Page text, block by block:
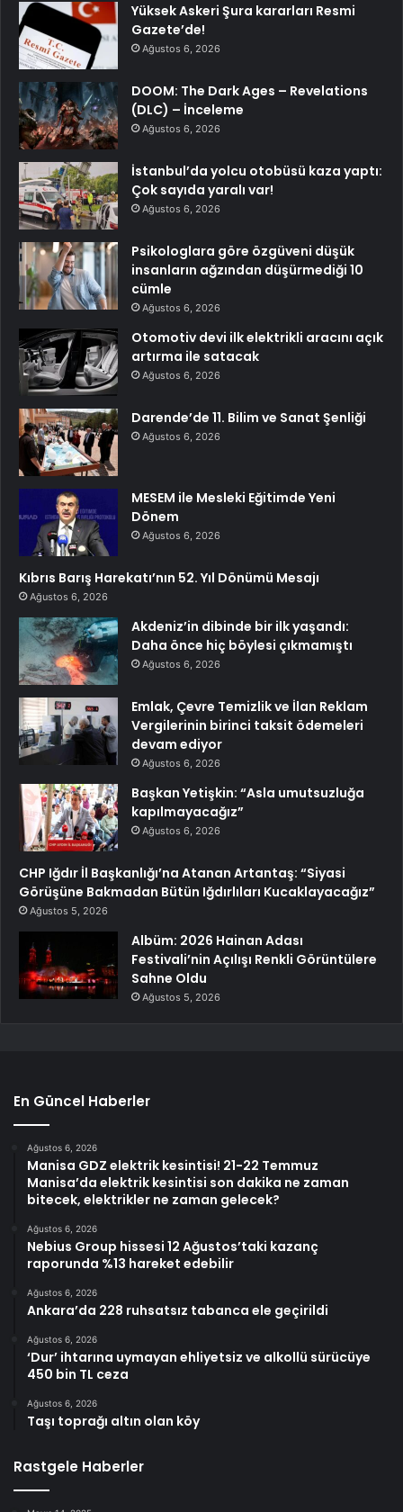
Yüksek Askeri Şura kararları Resmi
Gazete’de!
Ağustos 6, 2026
DOOM: The Dark Ages – Revelations
(DLC) – İnceleme
Ağustos 6, 2026
İstanbul’da yolcu otobüsü kaza yaptı:
Çok sayıda yaralı var!
Ağustos 6, 2026
Psikologlara göre özgüveni düşük
insanların ağzından düşürmediği 10
cümle
Ağustos 6, 2026
Otomotiv devi ilk elektrikli aracını açık
artırma ile satacak
Ağustos 6, 2026
Darende’de 11. Bilim ve Sanat Şenliği
Ağustos 6, 2026
MESEM ile Mesleki Eğitimde Yeni
Dönem
Ağustos 6, 2026
Kıbrıs Barış Harekatı’nın 52. Yıl Dönümü Mesajı
Ağustos 6, 2026
Akdeniz’in dibinde bir ilk yaşandı:
Daha önce hiç böylesi çıkmamıştı
Ağustos 6, 2026
Emlak, Çevre Temizlik ve İlan Reklam
Vergilerinin birinci taksit ödemeleri
devam ediyor
Ağustos 6, 2026
Başkan Yetişkin: “Asla umutsuzluğa
kapılmayacağız”
Ağustos 6, 2026
CHP Iğdır İl Başkanlığı’na Atanan Artantaş: “Siyasi
Görüşüne Bakmadan Bütün Iğdırlıları Kucaklayacağız”
Ağustos 5, 2026
Albüm: 2026 Hainan Adası
Festivali’nin Açılışı Renkli Görüntülere
Sahne Oldu
Ağustos 5, 2026
En Güncel Haberler
Ağustos 6, 2026
Manisa GDZ elektrik kesintisi! 21-22 Temmuz
Manisa’da elektrik kesintisi son dakika ne zaman
bitecek, elektrikler ne zaman gelecek?
Ağustos 6, 2026
Nebius Group hissesi 12 Ağustos’taki kazanç
raporunda %13 hareket edebilir
Ağustos 6, 2026
Ankara’da 228 ruhsatsız tabanca ele geçirildi
Ağustos 6, 2026
‘Dur’ ihtarına uymayan ehliyetsiz ve alkollü sürücüye
450 bin TL ceza
Ağustos 6, 2026
Taşı toprağı altın olan köy
Rastgele Haberler